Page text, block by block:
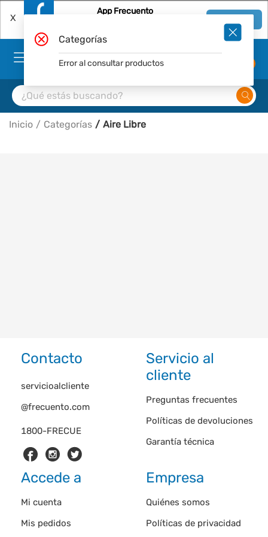
X
App Frecuento
Inicio Categorías Aire Libre
Contacto
1800-FRECUE
servicioalcliente
@frecuento.com
Servicio al
cliente
Preguntas frecuentes
Políticas de devoluciones
Garantía técnica
Accede a
Mi cuenta
Mis pedidos
Empresa
Quiénes somos
Políticas de privacidad
Categorías
Error al consultar productos